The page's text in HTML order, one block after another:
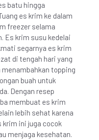
batu hingga
es krim ke dalam
freezer selama
Es krim susu kedelai
segarnya es krim
di tengah hari yang
menambahkan topping
buah untuk
Dengan resep
membuat es krim
lebih sehat karena
krim ini juga cocok
menjaga kesehatan.